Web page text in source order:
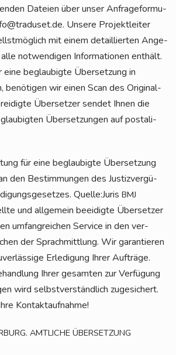
Datei­en über unser Anfra­ge­for­mu­
Unse­re Pro­jekt­lei­ter
mit einem detail­lier­ten Ange­
not­wen­di­gen Infor­ma­tio­nen ent­hält.
beglau­big­te Über­set­zung in
benö­ti­gen wir einen Scan des Ori­gi­nal-
Über­set­zer sen­det Ihnen die
Über­set­zun­gen auf pos­ta­li­
für eine beglau­big­te Über­set­zung
den Bestim­mun­gen des Jus­tiz­ver­gü­
Quelle:JurisBMJ
und all­ge­mein beei­dig­te Über­set­zer
umfang­rei­chen Ser­vice in den ver­
der Sprach­mitt­lung. Wir garan­tie­ren
Erle­di­gung Ihrer Auf­trä­ge.
Ihrer gesam­ten zur Ver­fü­gung
wird selbst­ver­ständ­lich zuge­si­chert.
Kontaktaufnahme!
.AMTLICHE ÜBERSETZUNG